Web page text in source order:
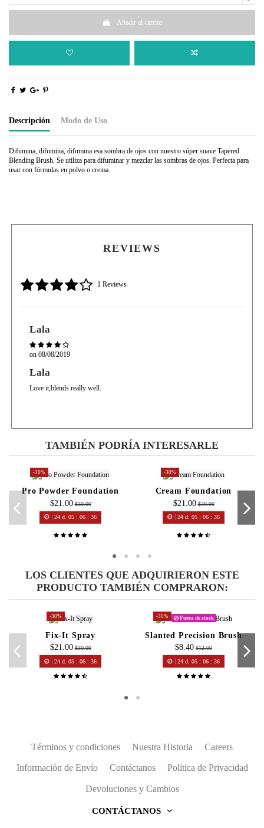
Añadir al carrito
Descripción Modo de Uso
Difumina, difumina, difumina esa sombra de ojos con nuestro súper suave Tapered
Blending Brush. Se utiliza para difuminar y mezclar las sombras de ojos. Perfecta para
usar con fórmulas en polvo o crema.
REVIEWS
1 Reviews
Lala
on08/08/2019
Lala
Love it,blends really well.
TAMBIÉN PODRÍA INTERESARLE
-30%
Pro Powder Foundation
$21.00 $30.00
24 d. 05 :06 :36
-30%
Cream Foundation
$21.00 $30.00
24 d. 05 :06 :36
LOS CLIENTES QUE ADQUIRIERON ESTE
PRODUCTO TAMBIÉN COMPRARON:
-30%
Fix-It Spray
$21.00 $30.00
24 d. 05 :06 :36
-30% Fuera de stock
Slanted Precision Brush
$8.40 $12.00
24 d. 05 :06 :36
Términos y condiciones Nuestra Historia Careers
Información de Envío Contáctanos Política de Privacidad
Devoluciones y Cambios
CONTÁCTANOS